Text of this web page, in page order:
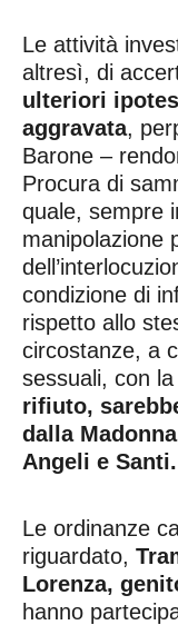
Le attività
altresì, di
ulteriori
aggravata,
Barone –
Procura di
quale, sempre
manipolazione
condizione di
rispetto allo
circostanze, a
sessuali, con
rifiuto,
dalla
Angeli e Santi.
Le ordinanze
riguardato,
Lorenza,
hanno